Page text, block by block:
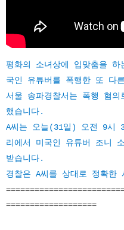
평화의 소녀상에 입맞춤을
국인 유튜버를 폭행한 또 다
서울 송파경찰서는 폭행 혐
했습니다.
A씨는 오늘(31일) 오전 9시
리에서 미국인 유튜버 조니
받습니다.
경찰은 A씨를 상대로 정확한
===================